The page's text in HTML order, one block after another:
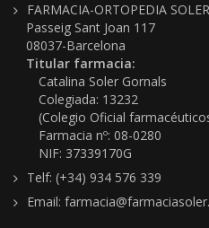
FARMACIA-ORTOPEDIA
Passeig Sant Joan 117
08037-Barcelona
Titular farmacia:
Catalina Soler Gornals
Colegiada: 13232
(Colegio Oficial
Farmacia nº: 08-0280
NIF: 37339170G
Telf: (+34) 934 576 339
Email: